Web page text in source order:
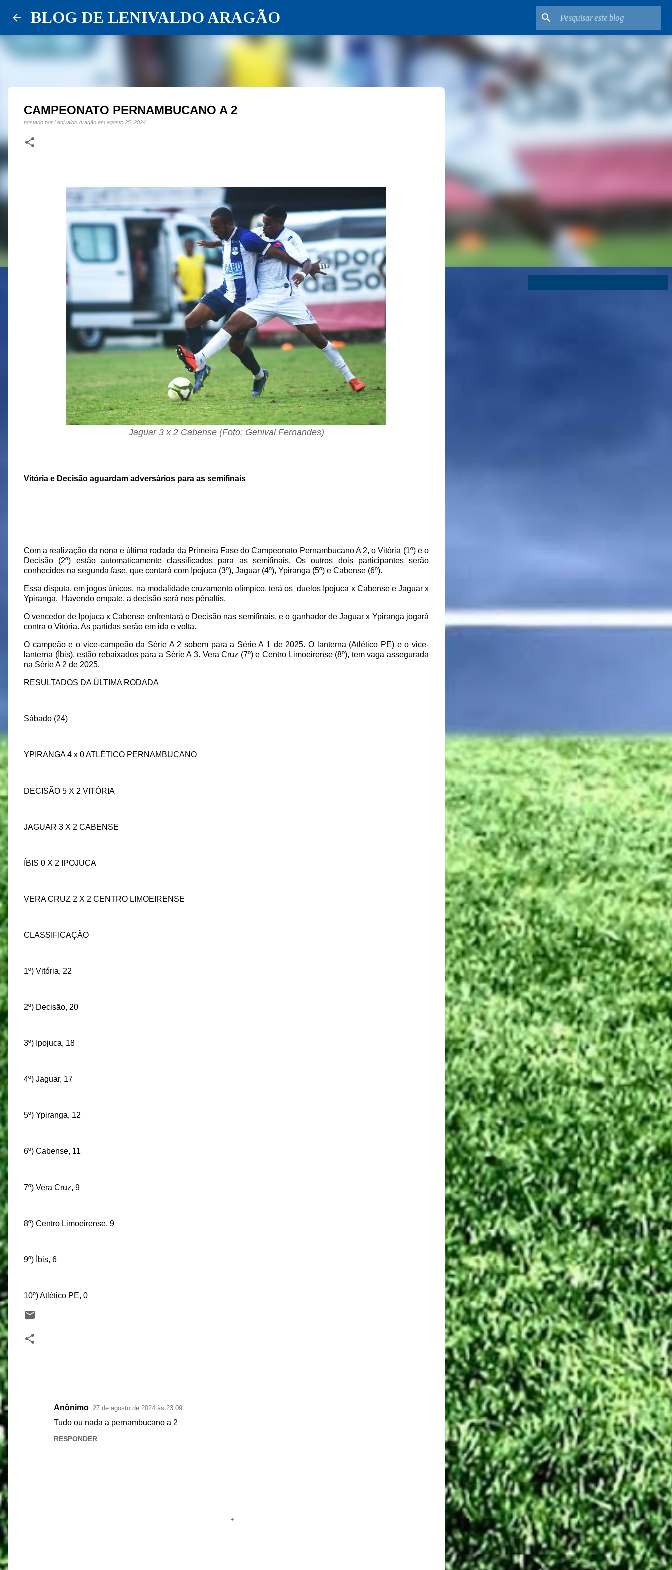
BLOG DE LENIVALDO ARAGÃO
CAMPEONATO PERNAMBUCANO A 2
postado por Lenivaldo Aragão em agosto 25, 2024
Jaguar 3 x 2 Cabense (Foto: Genival Fernandes)
Vitória e Decisão aguardam adversários para as semifinais
Com a realização da nona e última rodada da Primeira Fase do Campeonato Pernambucano A 2, o Vitória (1º) e o
Decisão (2º) estão automaticamente classificados para as semifinais. Os outros dois participantes serão
conhecidos na segunda fase, que contará com Ipojuca (3º), Jaguar (4º), Ypiranga (5º) e Cabense (6º).
Essa disputa, em jogos únicos, na modalidade cruzamento olímpico, terá os duelos Ipojuca x Cabense e Jaguar x
Ypiranga.
Havendo empate, a decisão será nos pênaltis.
O vencedor de Ipojuca x Cabense enfrentará o Decisão nas semifinais, e o ganhador de Jaguar x Ypiranga jogará
contra o Vitória. As partidas serão em ida e volta.
O campeão e o vice-campeão da Série A 2 sobem para a Série A 1 de 2025. O lanterna (Atlético PE) e o vice-
lanterna (Íbis), estão rebaixados para a Série A 3. Vera Cruz (7º) e Centro Limoeirense (8º), tem vaga assegurada
na Série A 2 de 2025.
RESULTADOS DA ÚLTIMA RODADA
Sábado (24)
YPIRANGA 4 x 0 ATLÉTICO PERNAMBUCANO
DECISÃO 5 X 2 VITÓRIA
JAGUAR 3 X 2 CABENSE
ÍBIS 0 X 2 IPOJUCA
VERA CRUZ 2 X 2 CENTRO LIMOEIRENSE
CLASSIFICAÇÃO
1º) Vitória, 22
2º) Decisão, 20
3º) Ipojuca, 18
4º) Jaguar, 17
5º) Ypiranga, 12
6º) Cabense, 11
7º) Vera Cruz, 9
8º) Centro Limoeirense, 9
9º) Íbis, 6
10º) Atlético PE, 0
Anônimo 27 de agosto de 2024 às 23:09
Tudo ou nada a pernambucano a 2
RESPONDER